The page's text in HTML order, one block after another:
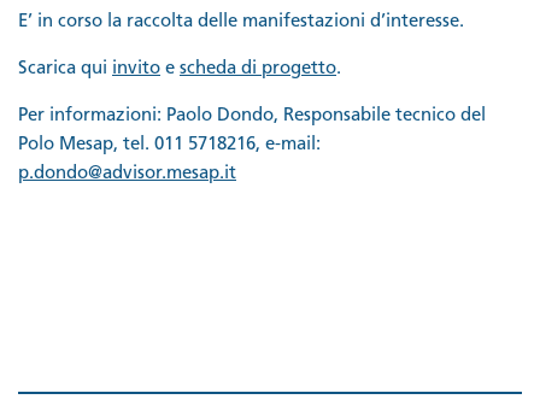
E’ in corso la raccolta delle manifestazioni d’interesse.
Scarica qui invito e scheda di progetto.
Per informazioni: Paolo Dondo, Responsabile tecnico del
Polo Mesap, tel. 011 5718216, e-mail:
p.dondo@advisor.mesap.it